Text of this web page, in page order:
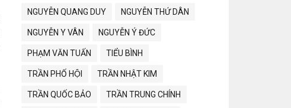
NGUYỄN QUANG DUY NGUYỄN THỨ DÂN
NGUYỄN Y VÂN NGUYỄN Ý ĐỨC
PHẠM VĂN TUẤN TIỂU BÌNH
TRẦN PHỐ HỘI TRẦN NHẬT KIM
TRẦN QUỐC BẢO TRẦN TRUNG CHÍNH